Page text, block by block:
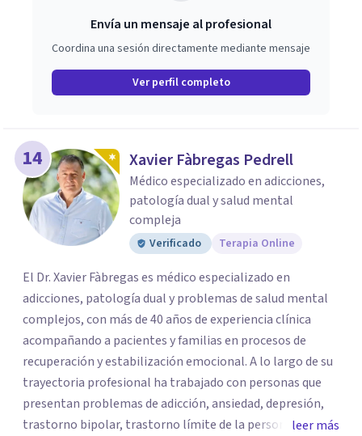
Envía un mensaje al profesional
Coordina una sesión directamente mediante mensaje
Ver perfil completo
14 Xavier Fàbregas Pedrell
Médico especializado en adicciones,
patología dual y salud mental
compleja
Verificado Terapia Online
El Dr. Xavier Fàbregas es médico especializado en
adicciones, patología dual y problemas de salud mental
complejos, con más de 40 años de experiencia clínica
acompañando a pacientes y familias en procesos de
recuperación y estabilización emocional. A lo largo de su
trayectoria profesional ha trabajado con personas que
presentan problemas de adicción, ansiedad, depresión,
trastorno bipolar, trastorno límite de la personalidad
leer más